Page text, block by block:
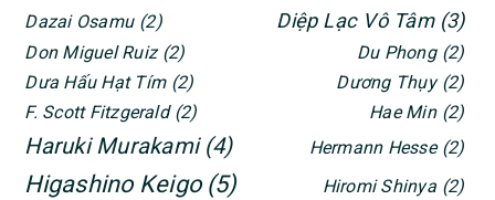
Dazai Osamu (2) Diệp Lạc Vô Tâm (3)
Don Miguel Ruiz (2) Du Phong (2)
Dưa Hấu Hạt Tím (2) Dương Thụy (2)
F. Scott Fitzgerald (2) Hae Min (2)
Haruki Murakami (4) Hermann Hesse (2)
Higashino Keigo (5) Hiromi Shinya (2)